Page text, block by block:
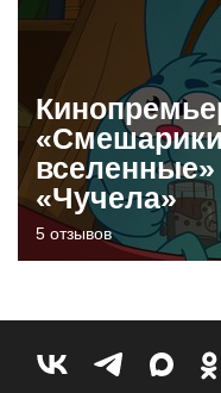
«Чучела»
5 отзывов